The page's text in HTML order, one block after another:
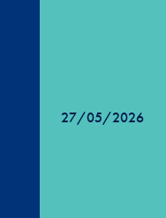
27/05/2026